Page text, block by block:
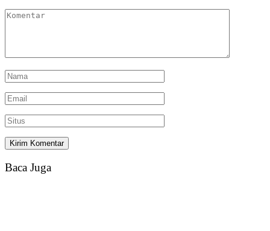
Baca Juga